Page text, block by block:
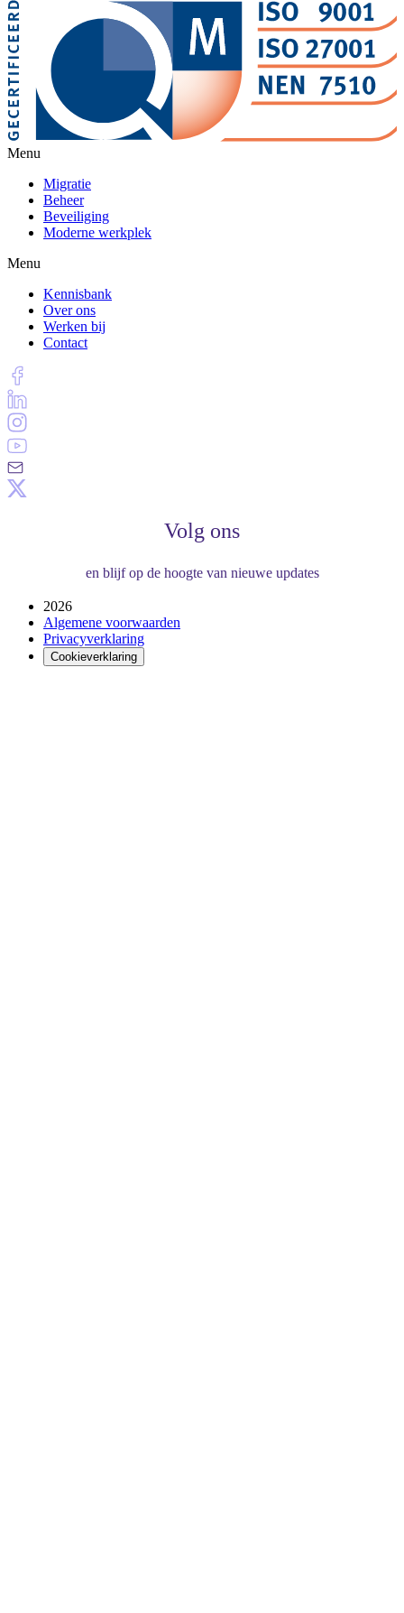
Menu
Migratie
Beheer
Beveiliging
Moderne werkplek
Menu
Kennisbank
Over ons
Werken bij
Contact
Volg ons
en blijf op de hoogte van nieuwe updates
2026
Algemene voorwaarden
Privacyverklaring
Cookieverklaring